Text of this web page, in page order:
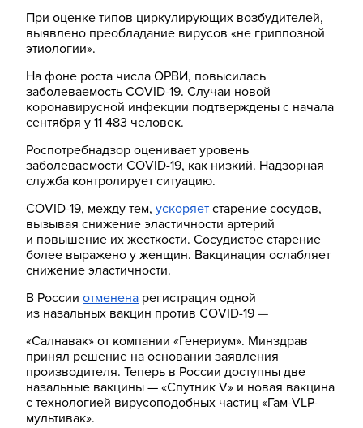
При оценке типов циркулирующих возбудителей,
выявлено преобладание вирусов «не гриппозной
этиологии».
На фоне роста числа ОРВИ, повысилась
заболеваемость COVID-19. Случаи новой
коронавирусной инфекции подтверждены с начала
сентября у 11 483 человек.
Роспотребнадзор оценивает уровень
заболеваемости COVID-19, как низкий. Надзорная
служба контролирует ситуацию.
COVID-19, между тем, ускоряет старение сосудов,
вызывая снижение эластичности артерий
и повышение их жесткости. Сосудистое старение
более выражено у женщин. Вакцинация ослабляет
снижение эластичности.
В России отменена регистрация одной
из назальных вакцин против COVID-19 —
«Салнавак» от компании «Генериум». Минздрав
принял решение на основании заявления
производителя. Теперь в России доступны две
назальные вакцины — «Спутник V» и новая вакцина
с технологией вирусоподобных частиц «Гам-VLP-
мультивак».